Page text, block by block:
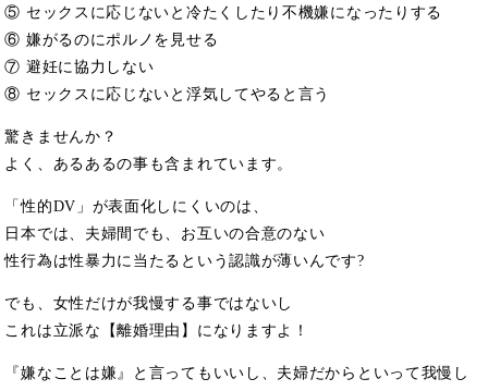
⑤ セックスに応じないと冷たくしたり不機嫌になったりする
⑥ 嫌がるのにポルノを見せる
⑦ 避妊に協力しない
⑧ セックスに応じないと浮気してやると言う
驚きませんか？
よく、あるあるの事も含まれています。
「性的DV」が表面化しにくいのは、
日本では、夫婦間でも、お互いの合意のない
性行為は性暴力に当たるという認識が薄いんです?
でも、女性だけが我慢する事ではないし
これは立派な【離婚理由】になりますよ！
『嫌なことは嫌』と言ってもいいし、夫婦だからといって我慢し